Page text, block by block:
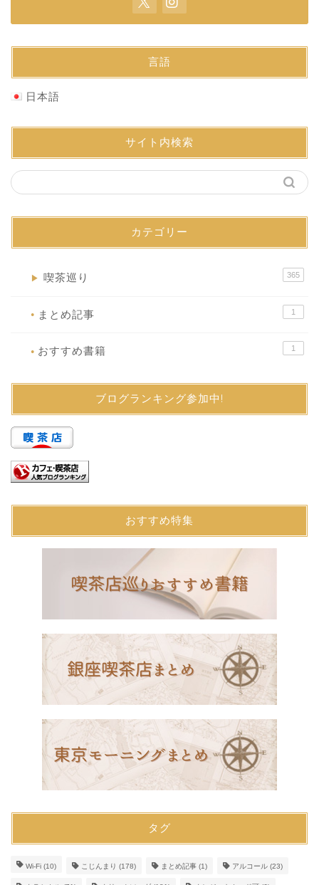
言語
日本語
サイト内検索
カテゴリー
▶ 喫茶巡り 365
● まとめ記事 1
● おすすめ書籍 1
ブログランキング参加中!
おすすめ特集
タグ
Wi-Fi (10) こじんまり (178) まとめ記事 (1) アルコール (23)